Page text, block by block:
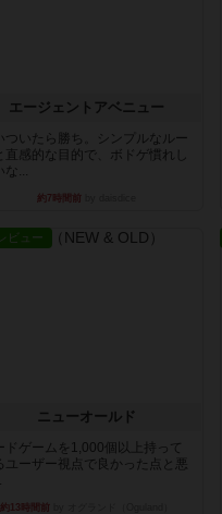
エージェントアベニュー
ついたら勝ち。シンプルなルー
直感的な目的で、ボドゲ慣れし
な...
約7時間前
レビュー
ニューオールド
ドゲームを1,000個以上持って
ユーザー視点で良かった点と悪
約13時間前